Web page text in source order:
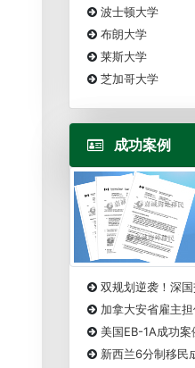
波士顿大学
布朗大学
莱斯大学
芝加哥大学
成功案例
双规划逆袭！深
加拿大安省雇主
美国EB-1A成功
新西兰6分制移民